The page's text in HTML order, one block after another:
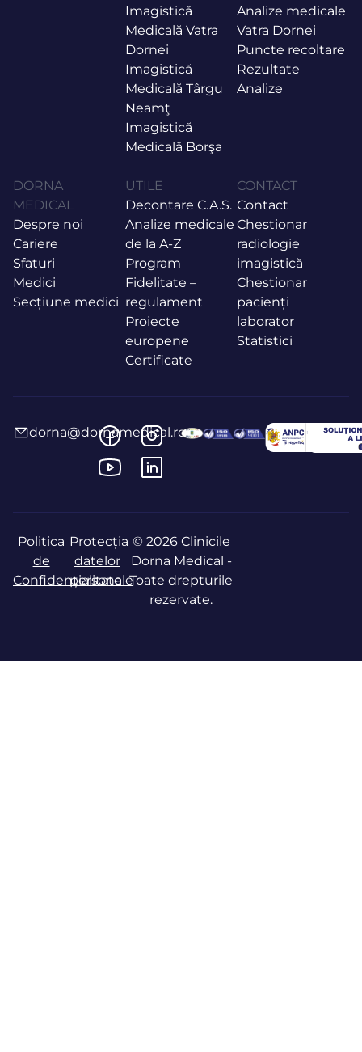
Imagistică
Medicală Vatra
Dornei
Imagistică
Medicală Târgu
Neamţ
Imagistică
Medicală Borşa
Analize medicale
Vatra Dornei
Puncte recoltare
Rezultate
Analize
DORNA
MEDICAL
Despre noi
Cariere
Sfaturi
Medici
Secțiune medici
UTILE
Decontare C.A.S.
Analize medicale
de la A-Z
Program
Fidelitate –
regulament
Proiecte
europene
Certificate
CONTACT
Contact
Chestionar
radiologie
imagistică
Chestionar
pacienți
laborator
Statistici
dorna@dornamedical.ro
Politica
de
Confidențialitate
Protecția
datelor
personale
© 2026 Clinicile
Dorna Medical -
Toate drepturile
rezervate.